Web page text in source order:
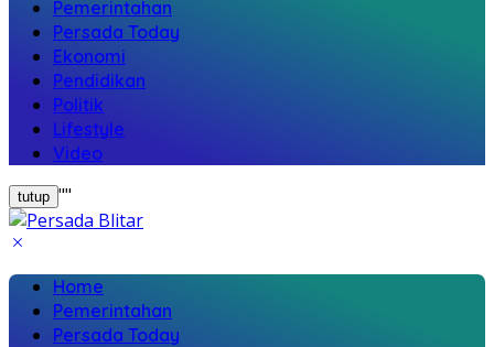
Pemerintahan
Persada Today
Ekonomi
Pendidikan
Politik
Lifestyle
Video
tutup ""
Home
Pemerintahan
Persada Today